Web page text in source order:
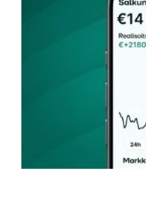
Nimesi tai